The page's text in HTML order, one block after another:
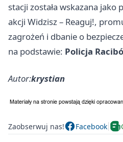
stacji została wskazana jako
akcji Widzisz – Reaguj!,
zagrożeń i dbanie o
na podstawie: Policja
Autor:krystian
Zaobserwuj nas! Facebook